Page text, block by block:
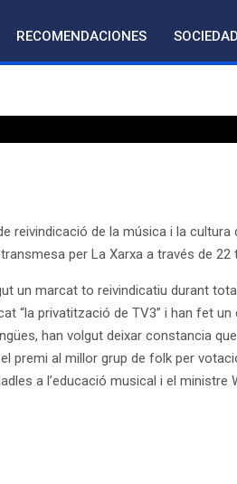
RECOMENDACIONES SOCIEDAD
reivindicació de la música i la cultura
per La Xarxa a través de 22
un marcat to reivindicatiu durant
“la privatització de TV3” i han fet
han volgut deixar constancia
premi al millor grup de folk per
a l’educació musical i el ministre